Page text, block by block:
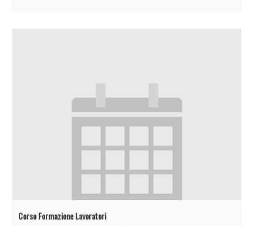
Corso Formazione Lavoratori